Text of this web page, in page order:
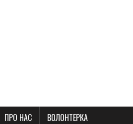
ПРО НАС ВОЛОНТЕРКА